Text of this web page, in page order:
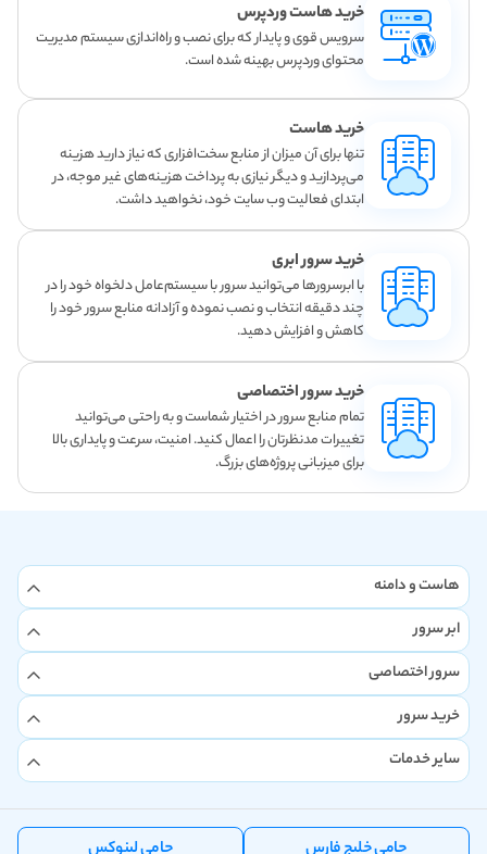
خرید هاست وردپرس
سرویس قوی و پایدار که برای نصب و راه‌اندازی سیستم مدیریت
محتوای وردپرس بهینه شده است.
خرید هاست
تنها برای آن میزان از منابع سخت‌افزاری که نیاز دارید هزینه
می‌پردازید و دیگر نیازی به پرداخت هزینه‌های غیر موجه، در
ابتدای فعالیت وب سایت خود، نخواهید داشت.
خرید سرور ابری
با ابرسرورها می‌توانید سرور با سیستم‌عامل دلخواه خود را در
چند دقیقه انتخاب و نصب نموده و آزادانه منابع سرور خود را
کاهش و افزایش دهید.
خرید سرور اختصاصی
تمام منابع سرور در اختیار شماست و به راحتی می‌توانید
تغییرات مدنظرتان را اعمال کنید. امنیت، سرعت و پایداری بالا
برای میزبانی پروژه‌های بزرگ.
هاست و دامنه
ابر سرور
سرور اختصاصی
خرید سرور
سایر خدمات